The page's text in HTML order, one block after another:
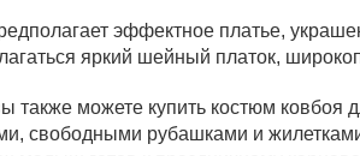
эффектное платье,
яркий шейный платок,
также можете купить костюм ковбоя
свободными рубашками и